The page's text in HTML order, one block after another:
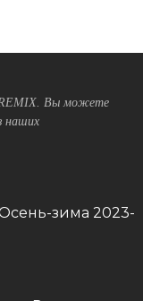
Вы можете
наших
зима 2023-